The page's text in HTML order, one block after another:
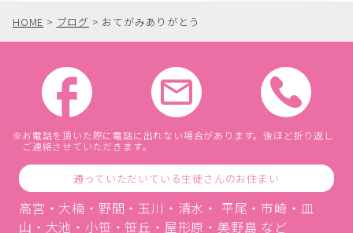
HOME > ブログ > おてがみありがとう
お電話を頂いた際に電話に出れない場合があります。後ほど折り返し
ご連絡させていただきます。
通っていただいている生徒さんのお住まい
高宮・大楠・野間・玉川・清水・ 平尾・市崎・皿
山・大池・小笹・笹丘・屋形原・美野島 など